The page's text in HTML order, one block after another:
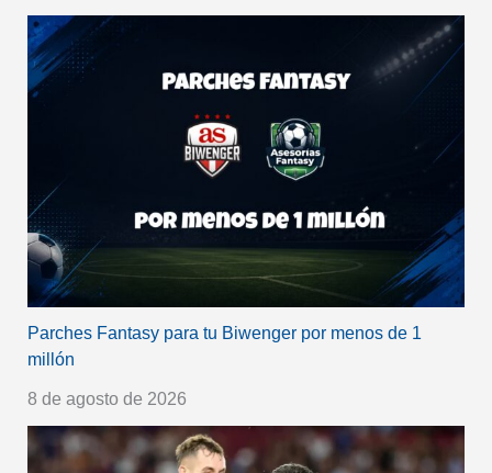
Parches Fantasy para tu Biwenger por menos de 1
millón
8 de agosto de 2026